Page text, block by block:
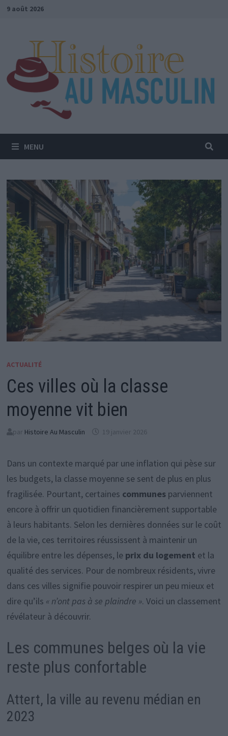
Passer
9 août 2026
MENU
ACTUALITÉ
Ces villes où la classe
moyenne vit bien
par Histoire Au Masculin 19 janvier 2026
Dans un contexte marqué par une inflation qui pèse sur
les budgets, la classe moyenne se sent de plus en plus
fragilisée. Pourtant, certaines communesparviennent
encore à offrir un quotidien financièrement supportable
à leurs habitants. Selon les dernières données sur le coût
de la vie, ces territoires réussissent à maintenir un
équilibre entre les dépenses, le prix du logement et la
qualité des services. Pour de nombreux résidents, vivre
dans ces villes signifie pouvoir respirer un peu mieux et
dire qu’ils « n’ont pas à se plaindre ». Voici un classement
révélateur à découvrir.
Les communes belges où la vie
reste plus confortable
Attert, la ville au revenu médian en
2023